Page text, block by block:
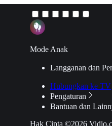
Mode Anak
Langganan dan
Hubungkan ke TV
Pengaturan
Bantuan dan
Hak Cipta ©2026